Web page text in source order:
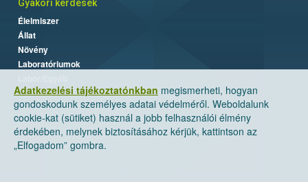
Adatkezelési tájékoztatónkban megismerheti, hogyan
gondoskodunk személyes adatai védelméről. Weboldalunk
cookie-kat (sütiket) használ a jobb felhasználói élmény
érdekében, melynek biztosításához kérjük, kattintson az
„Elfogadom” gombra.
Gyakori kérdések
Élelmiszer
Állat
Növény
Laboratóriumok